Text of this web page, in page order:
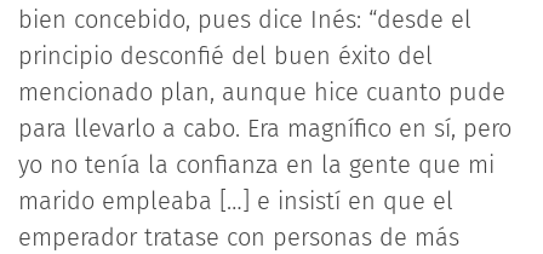
bien concebido, pues dice Inés: “desde el
principio desconfié del buen éxito del
mencionado plan, aunque hice cuanto pude
para llevarlo a cabo. Era magnífico en sí, pero
yo no tenía la confianza en la gente que mi
marido empleaba […] e insistí en que el
emperador tratase con personas de más